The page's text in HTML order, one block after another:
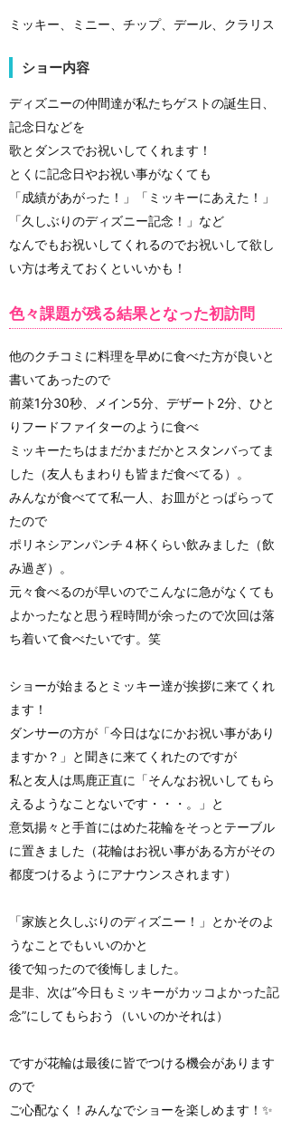
ミッキー、ミニー、チップ、デール、クラリス
ショー内容
ディズニーの仲間達が私たちゲストの誕生日、
記念日などを
歌とダンスでお祝いしてくれます！
とくに記念日やお祝い事がなくても
「成績があがった！」「ミッキーにあえた！」
「久しぶりのディズニー記念！」など
なんでもお祝いしてくれるのでお祝いして欲し
い方は考えておくといいかも！
色々課題が残る結果となった初訪問
他のクチコミに料理を早めに食べた方が良いと
書いてあったので
前菜1分30秒、メイン5分、デザート2分、ひと
りフードファイターのように食べ
ミッキーたちはまだかまだかとスタンバってま
した（友人もまわりも皆まだ食べてる）。
みんなが食べてて私一人、お皿がとっぱらって
たので
ポリネシアンパンチ４杯くらい飲みました（飲
み過ぎ）。
元々食べるのが早いのでこんなに急がなくても
よかったなと思う程時間が余ったので次回は落
ち着いて食べたいです。笑
ショーが始まるとミッキー達が挨拶に来てくれ
ます！
ダンサーの方が「今日はなにかお祝い事があり
ますか？」と聞きに来てくれたのですが
私と友人は馬鹿正直に「そんなお祝いしてもら
えるようなことないです・・・。」と
意気揚々と手首にはめた花輪をそっとテーブル
に置きました（花輪はお祝い事がある方がその
都度つけるようにアナウンスされます）
「家族と久しぶりのディズニー！」とかそのよ
うなことでもいいのかと
後で知ったので後悔しました。
是非、次は”今日もミッキーがカッコよかった記
念”にしてもらおう（いいのかそれは）
ですが花輪は最後に皆でつける機会があります
ので
ご心配なく！みんなでショーを楽しめます！✨